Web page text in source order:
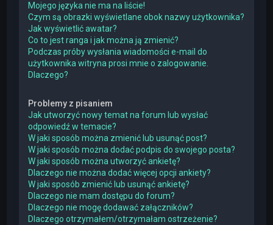
Mojego języka nie ma na liście!
Czym są obrazki wyświetlane obok nazwy użytkownika?
Jak wyświetlić awatar?
Co to jest ranga i jak można ją zmienić?
Podczas próby wysłania wiadomości e-mail do
użytkownika witryna prosi mnie o zalogowanie.
Dlaczego?
Problemy z pisaniem
Jak utworzyć nowy temat na forum lub wysłać
odpowiedź w temacie?
W jaki sposób można zmienić lub usunąć post?
W jaki sposób można dodać podpis do swojego posta?
W jaki sposób można utworzyć ankietę?
Dlaczego nie można dodać więcej opcji ankiety?
W jaki sposób zmienić lub usunąć ankietę?
Dlaczego nie mam dostępu do forum?
Dlaczego nie mogę dodawać załączników?
Dlaczego otrzymałem/otrzymałam ostrzeżenie?